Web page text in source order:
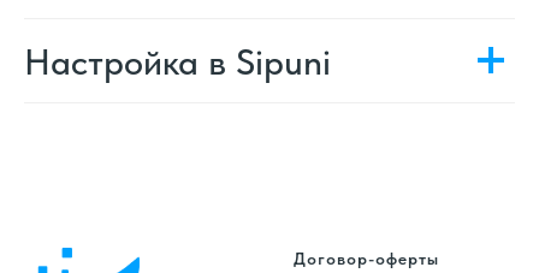
Настройка в Sipuni
Договор-оферты